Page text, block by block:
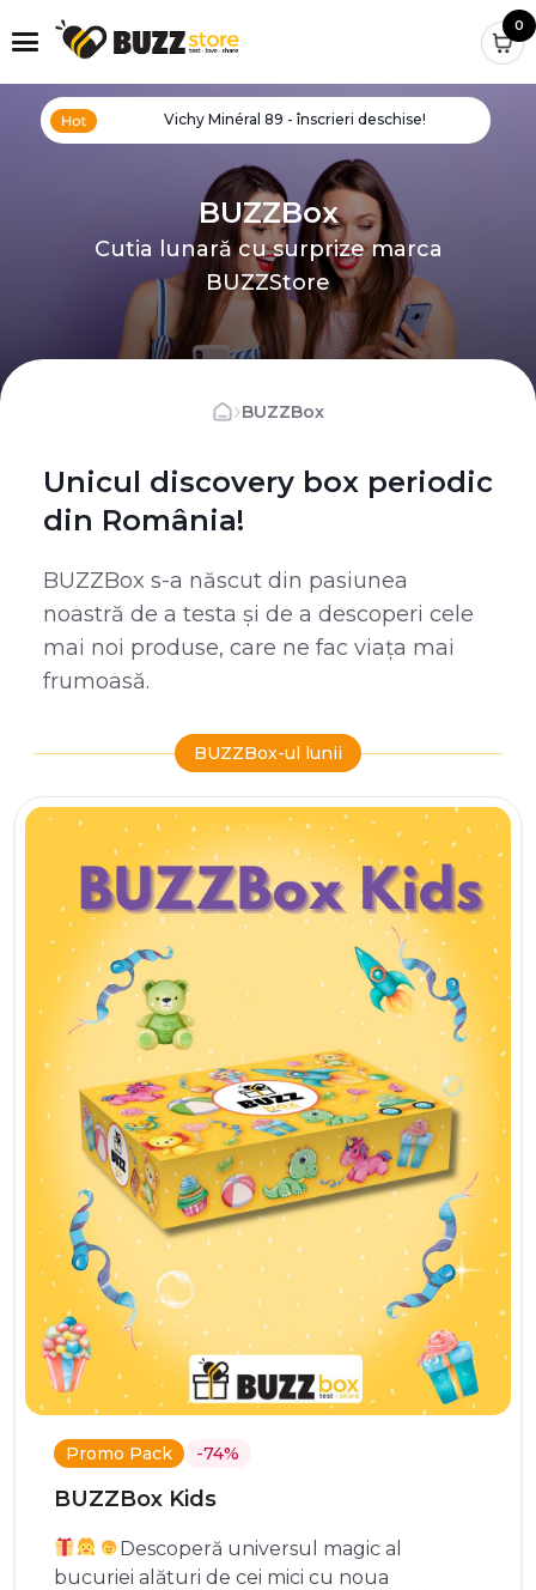
0
Vichy Minéral 89 - înscrieri deschise!
BUZZBox
Cutia lunară cu surprize marca
BUZZStore
›BUZZBox
Unicul discovery box periodic
din România!
BUZZBox s-a născut din pasiunea
noastră de a testa și de a descoperi cele
mai noi produse, care ne fac viața mai
frumoasă.
BUZZBox-ul lunii
Promo Pack -74%
BUZZBox Kids
Descoperă universul magic al
bucuriei alături de cei mici cu noua